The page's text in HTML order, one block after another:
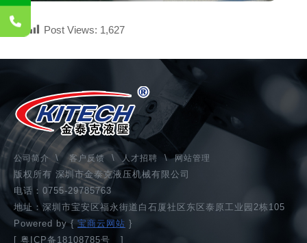
Post Views: 1,627
公司简介 \ 客户反馈\人才招聘 \网站管理
版权所有 深圳市金泰克液压机械有限公司
电话：0755-29785763
地址：深圳市宝安区福永街道白石厦社区东区泰原工业园2栋105
Powered by { 宝商云网站 }
[ 粤ICP备18108785号 ]